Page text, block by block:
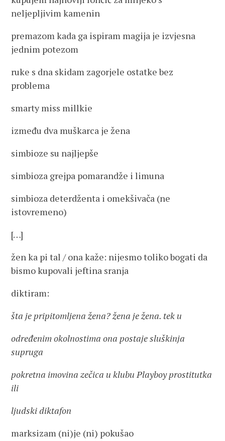
neljepljivim kamenin
premazom kada ga ispiram magija je izvjesna
jednim potezom
ruke s dna skidam zagorjele ostatke bez
problema
smarty miss millkie
između dva muškarca je žena
simbioze su najljepše
simbioza grejpa pomarandže i limuna
simbioza deterdženta i omekšivača (ne
istovremeno)
[…]
žen ka pi tal / ona kaže: nijesmo toliko bogati da
bismo kupovali jeftina sranja
diktiram:
šta je pripitomljena žena? žena je žena. tek u
određenim okolnostima ona postaje sluškinja
supruga
pokretna imovina zečica u klubu Playboy prostitutka
ili
ljudski diktafon
marksizam (ni)je (ni) pokušao